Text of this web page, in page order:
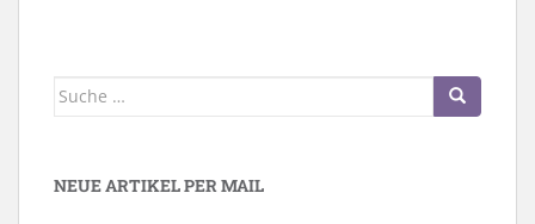
Suche
NEUE ARTIKEL PER MAIL